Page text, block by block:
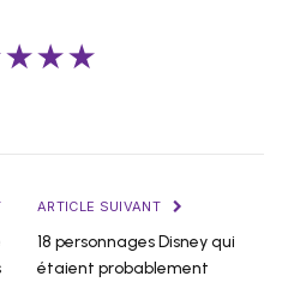
ARTICLE SUIVANT
18 personnages Disney qui
étaient probablement